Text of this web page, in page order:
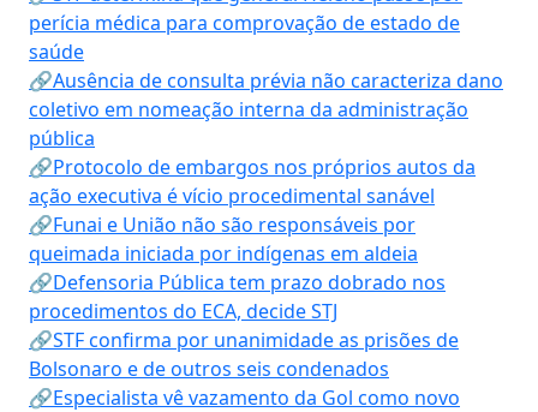
perícia médica para comprovação de estado de
saúde
🔗Ausência de consulta prévia não caracteriza dano
coletivo em nomeação interna da administração
pública
🔗Protocolo de embargos nos próprios autos da
ação executiva é vício procedimental sanável
🔗Funai e União não são responsáveis por
queimada iniciada por indígenas em aldeia
🔗Defensoria Pública tem prazo dobrado nos
procedimentos do ECA, decide STJ
🔗STF confirma por unanimidade as prisões de
Bolsonaro e de outros seis condenados
🔗Especialista vê vazamento da Gol como novo